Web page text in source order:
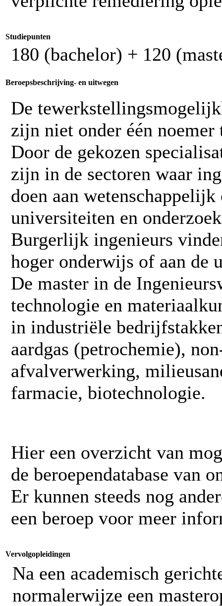
Studiepunten
180 (bachelor) + 120
Beroepsbeschrijving- en uitwegen
De
zijn niet onder één noemer
Door de gekozen
zijn in de sectoren waar
doen aan
universiteiten en
Burgerlijk ingenieurs
hoger onderwijs of aan de
De master in de
technologie en
in industriële
aardgas (petrochemie),
afvalverwerking,
farmacie, biotechnologie.
Hier een overzicht van
de beroependatabase van
Er kunnen steeds nog
een beroep voor meer
Vervolgopleidingen
Na een academisch
normalerwijze een